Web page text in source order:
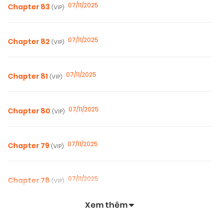
Chapter 83 (VIP) 07/11/2025
Chapter 82 (VIP) 07/11/2025
Chapter 81 (VIP) 07/11/2025
Chapter 80 (VIP) 07/11/2025
Chapter 79 (VIP) 07/11/2025
Chapter 78 (VIP) 07/11/2025
Xem thêm